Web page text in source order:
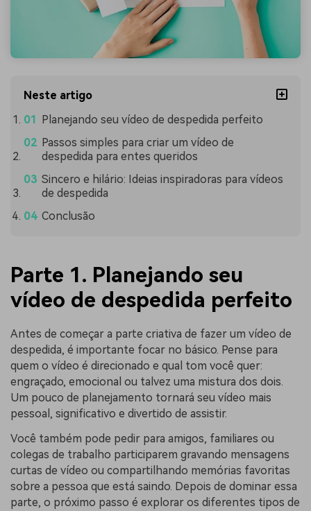
Neste artigo
Planejando seu vídeo de despedida perfeito
Passos simples para criar um vídeo de
despedida para entes queridos
Sincero e hilário: Ideias inspiradoras para vídeos
de despedida
Conclusão
Parte 1. Planejando seu
vídeo de despedida perfeito
Antes de começar a parte criativa de fazer um vídeo de
despedida, é importante focar no básico. Pense para
quem o vídeo é direcionado e qual tom você quer:
engraçado, emocional ou talvez uma mistura dos dois.
Um pouco de planejamento tornará seu vídeo mais
pessoal, significativo e divertido de assistir.
Você também pode pedir para amigos, familiares ou
colegas de trabalho participarem gravando mensagens
curtas de vídeo ou compartilhando memórias favoritas
sobre a pessoa que está saindo. Depois de dominar essa
parte, o próximo passo é explorar os diferentes tipos de